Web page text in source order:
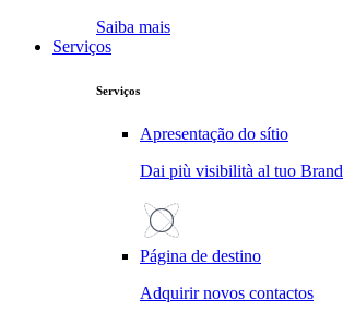
Saiba mais
Serviços
Serviços
Apresentação do sítio
Dai più visibilità al tuo Brand
Página de destino
Adquirir novos contactos